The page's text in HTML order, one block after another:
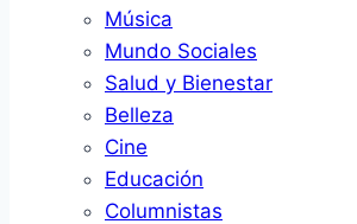
Música
Mundo Sociales
Salud y Bienestar
Belleza
Cine
Educación
Columnistas